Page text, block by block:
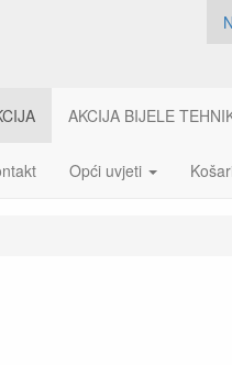
AKCIJA BIJELE
Opći uvjeti